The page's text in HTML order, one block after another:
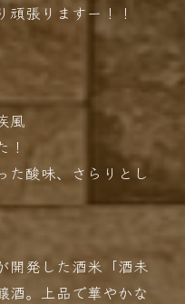
張りますー！！
風
た酸味、さらりとし
開発した酒米「酒未
酒。上品で華やかな